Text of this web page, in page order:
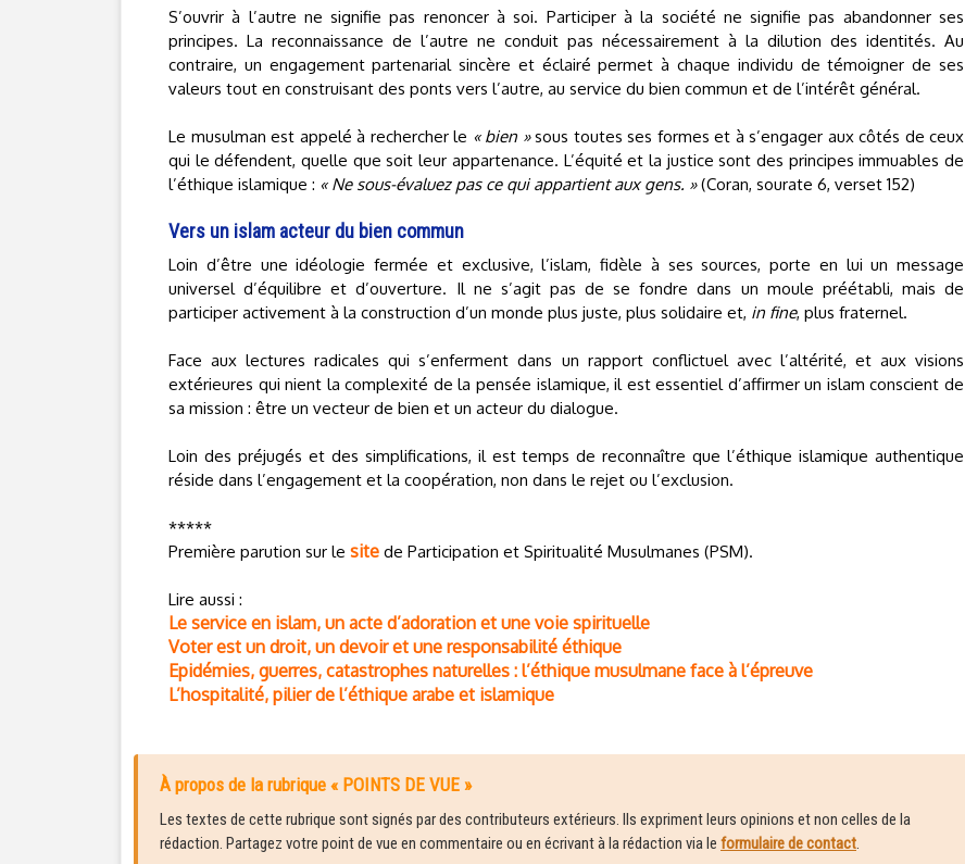
S’ouvrir à l’autre ne signifie pas renoncer à soi. Participer à la société ne signifie pas abandonner ses
principes. La reconnaissance de l’autre ne conduit pas nécessairement à la dilution des identités. Au
contraire, un engagement partenarial sincère et éclairé permet à chaque individu de témoigner de ses
valeurs tout en construisant des ponts vers l’autre, au service du bien commun et de l’intérêt général.
Le musulman est appelé à rechercher le « bien »sous toutes ses formes et à s’engager aux côtés de ceux
qui le défendent, quelle que soit leur appartenance. L’équité et la justice sont des principes immuables de
l’éthique islamique : « Ne sous-évaluez pas ce qui appartient aux gens. »(Coran, sourate 6, verset 152)
Vers un islam acteur du bien commun
Loin d’être une idéologie fermée et exclusive, l’islam, fidèle à ses sources, porte en lui un message
universel d’équilibre et d’ouverture. Il ne s’agit pas de se fondre dans un moule préétabli, mais de
participer activement à la construction d’un monde plus juste, plus solidaire et, in fine, plus fraternel.
Face aux lectures radicales qui s’enferment dans un rapport conflictuel avec l’altérité, et aux visions
extérieures qui nient la complexité de la pensée islamique, il est essentiel d’affirmer un islam conscient de
sa mission : être un vecteur de bien et un acteur du dialogue.
Loin des préjugés et des simplifications, il est temps de reconnaître que l’éthique islamique authentique
réside dans l’engagement et la coopération, non dans le rejet ou l’exclusion.
*****
Première parution sur le site de Participation et Spiritualité Musulmanes (PSM).
Lire aussi :
Le service en islam, un acte d’adoration et une voie spirituelle
Voter est un droit, un devoir et une responsabilité éthique
Epidémies, guerres, catastrophes naturelles : l’éthique musulmane face à l’épreuve
L’hospitalité, pilier de l’éthique arabe et islamique
À propos de la rubrique « POINTS DE VUE »
Les textes de cette rubrique sont signés par des contributeurs extérieurs. Ils expriment leurs opinions et non celles de la
rédaction. Partagez votre point de vue en commentaire ou en écrivant à la rédaction via le formulaire de contact.